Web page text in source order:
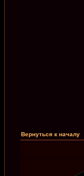
Вернуться к началу